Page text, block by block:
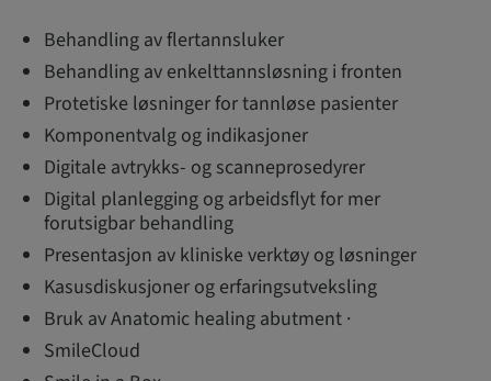
Behandling av flertannsluker
Behandling av enkelttannsløsning i fronten
Protetiske løsninger for tannløse pasienter
Komponentvalg og indikasjoner
Digitale avtrykks- og scanneprosedyrer
Digital planlegging og arbeidsflyt for mer
forutsigbar behandling
Presentasjon av kliniske verktøy og løsninger
Kasusdiskusjoner og erfaringsutveksling
Bruk av Anatomic healing abutment ·
SmileCloud